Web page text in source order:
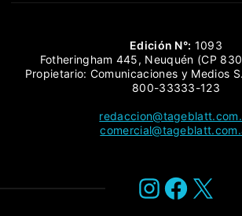
Edición N°: 1093
Fotheringham 445, Neuquén (CP
Propietario: Comunicaciones y Medios
800-33333-123
X